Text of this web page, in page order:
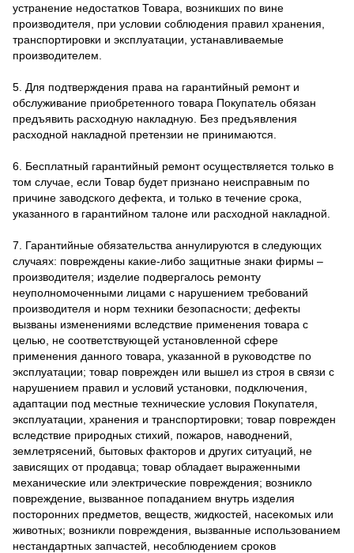
устранение недостатков Товара, возникших по вине
производителя, при условии соблюдения правил хранения,
транспортировки и эксплуатации, устанавливаемые
производителем.
5. Для подтверждения права на гарантийный ремонт и
обслуживание приобретенного товара Покупатель обязан
предъявить расходную накладную. Без предъявления
расходной накладной претензии не принимаются.
6. Бесплатный гарантийный ремонт осуществляется только в
том случае, если Товар будет признано неисправным по
причине заводского дефекта, и только в течение срока,
указанного в гарантийном талоне или расходной накладной.
7. Гарантийные обязательства аннулируются в следующих
случаях: повреждены какие-либо защитные знаки фирмы –
производителя; изделие подвергалось ремонту
неуполномоченными лицами с нарушением требований
производителя и норм техники безопасности; дефекты
вызваны изменениями вследствие применения товара с
целью, не соответствующей установленной сфере
применения данного товара, указанной в руководстве по
эксплуатации; товар поврежден или вышел из строя в связи с
нарушением правил и условий установки, подключения,
адаптации под местные технические условия Покупателя,
эксплуатации, хранения и транспортировки; товар поврежден
вследствие природных стихий, пожаров, наводнений,
землетрясений, бытовых факторов и других ситуаций, не
зависящих от продавца; товар обладает выраженными
механические или электрические повреждения; возникло
повреждение, вызванное попаданием внутрь изделия
посторонних предметов, веществ, жидкостей, насекомых или
животных; возникли повреждения, вызванные использованием
нестандартных запчастей, несоблюдением сроков